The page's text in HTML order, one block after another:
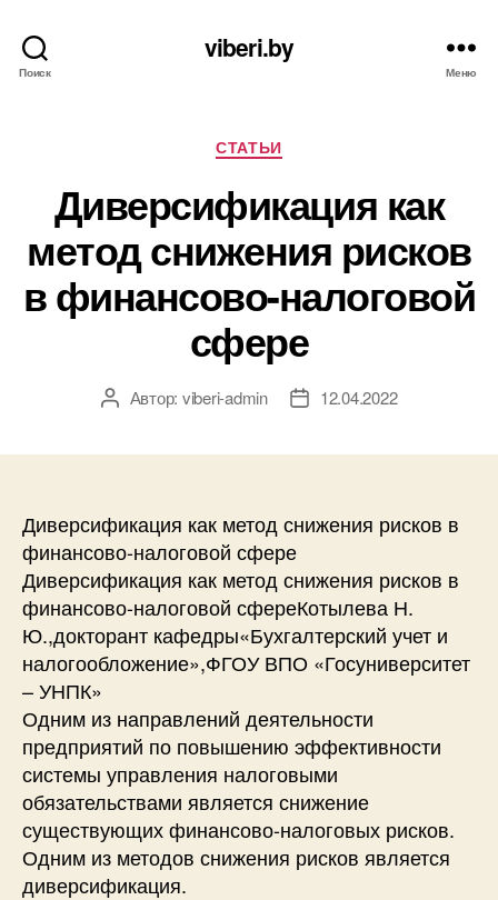
Поиск
viberi.by
Меню
Рубрики
СТАТЬИ
Диверсификация как
метод снижения рисков
в финансово-налоговой
сфере
АвторАвтор: viberi-admin
Дата12.04.2022
Диверсификация как метод снижения рисков в
финансово-налоговой сфере
Диверсификация как метод снижения рисков в
финансово-налоговой сфереКотылева Н.
Ю.,докторант кафедры«Бухгалтерский учет и
налогообложение»,ФГОУ ВПО «Госуниверситет
– УНПК»
Одним из направлений деятельности
предприятий по повышению эффективности
системы управления налоговыми
обязательствами является снижение
существующих финансово-налоговых рисков.
Одним из методов снижения рисков является
диверсификация.